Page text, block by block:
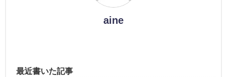
aine
最近書いた記事